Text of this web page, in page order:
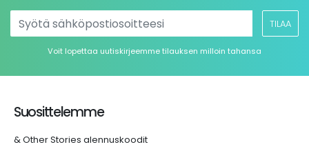
TILAA
Voit lopettaa uutiskirjeemme tilauksen milloin tahansa
Suosittelemme
& Other Stories alennuskoodit